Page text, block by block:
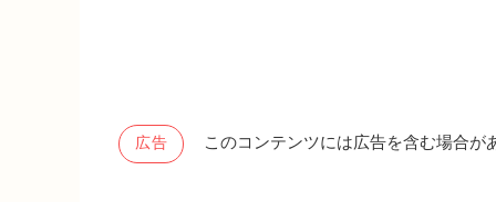
広告 このコンテンツには広告を含む場合が